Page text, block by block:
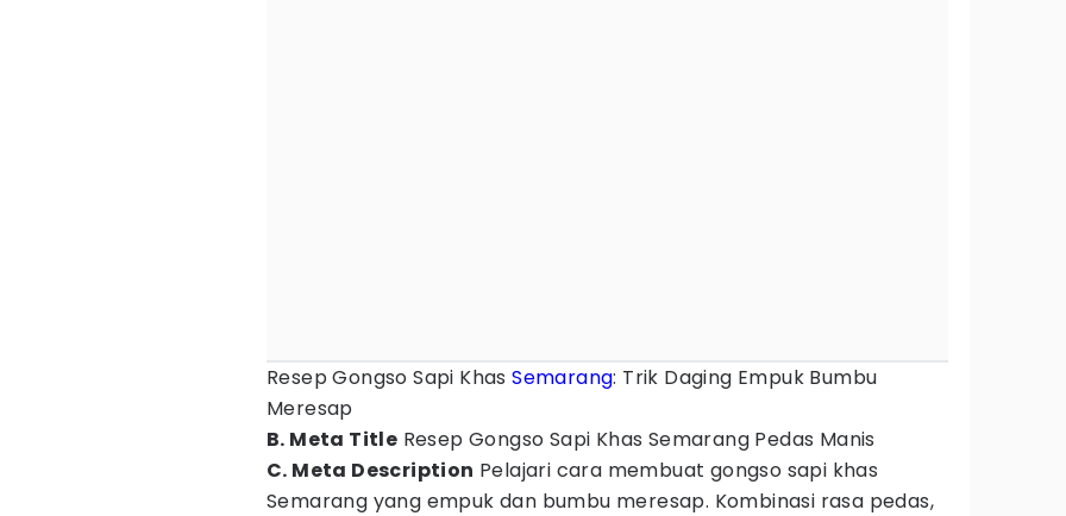
Resep Gongso Sapi KhasSemarang: Trik Daging Empuk Bumbu
Meresap
B. Meta Title Resep Gongso Sapi Khas Semarang Pedas Manis
C. Meta Description Pelajari cara membuat gongso sapi khas
Semarang yang empuk dan bumbu meresap. Kombinasi rasa pedas,